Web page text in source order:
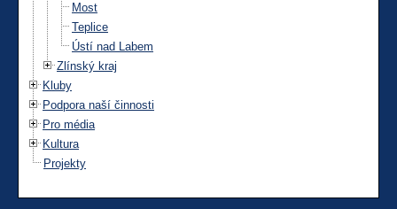
Most
Teplice
Ústí nad Labem
Zlínský kraj
Kluby
Podpora naší činnosti
Pro média
Kultura
Projekty